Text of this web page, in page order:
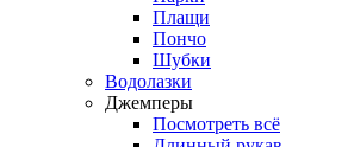
Плащи
Пончо
Шубки
Водолазки
Джемперы
Посмотреть всё